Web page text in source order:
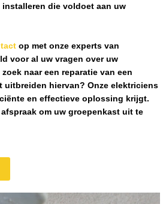
die voldoet aan uw
op met onze experts van
voor al uw vragen over uw
naar een reparatie van een
uitbreiden hiervan? Onze elektriciens
en effectieve oplossing krijgt.
om uw groepenkast uit te